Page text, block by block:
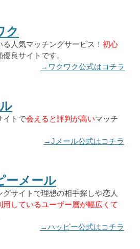
ク
人気マッチングサービス！ 初心
優良サイトです。
→ワクワク公式はコチラ
イトで会えると評判が高いマッチ
→Jメール公式はコチラ
ーメール
サイトで理想の相手探しや恋人
用しているユーザー層が幅広くて
→ハッピー公式はコチラ